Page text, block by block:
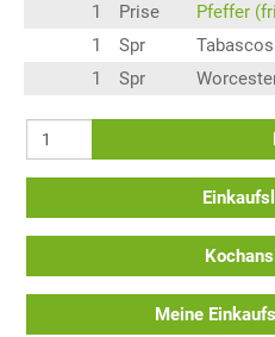
1
Prise
Pfeffer
1
Spr
1
Spr
Meine